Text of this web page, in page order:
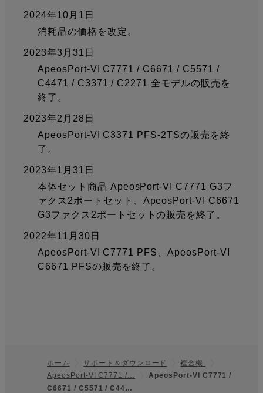
2024年10月1日
消耗品の価格を改定。
2023年3月31日
ApeosPort-VI C7771 / C6671 / C5571 /
C4471 / C3371 / C2271 全モデルの販売を
終了。
2023年2月28日
ApeosPort-VI C3371 PFS-2TSの販売を終
了。
2023年1月31日
本体セット商品 ApeosPort-VI C7771 G3フ
ァクス2ポートセット、ApeosPort-VI C6671
G3ファクス2ポートセットの販売を終了。
2022年11月30日
ApeosPort-VI C7771 PFS、ApeosPort-VI
C6671 PFSの販売を終了。
フッター
ホーム サポート＆ダウンロード
複合機
ApeosPort-VI C7771 /…
ApeosPort-VI C7771 /
C6671 / C5571 / C44…